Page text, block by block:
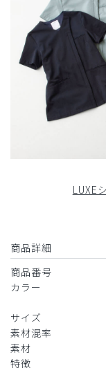
LUXE
商品詳細
商品番号
カラー
サイズ
素材混率
素材
特徴